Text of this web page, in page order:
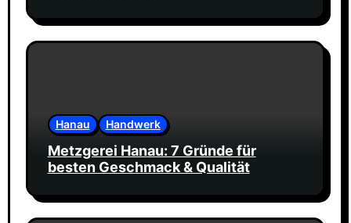
Hanau Handwerk
Metzgerei Hanau: 7 Gründe für
besten Geschmack & Qualität